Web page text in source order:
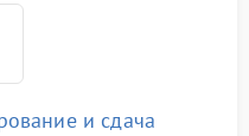
и сдача